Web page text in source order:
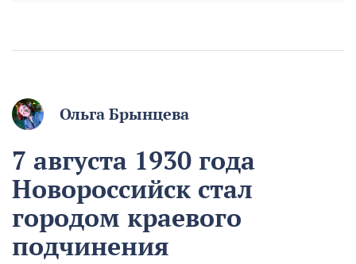
Ольга Брынцева
7 августа 1930 года
Новороссийск стал
городом краевого
подчинения